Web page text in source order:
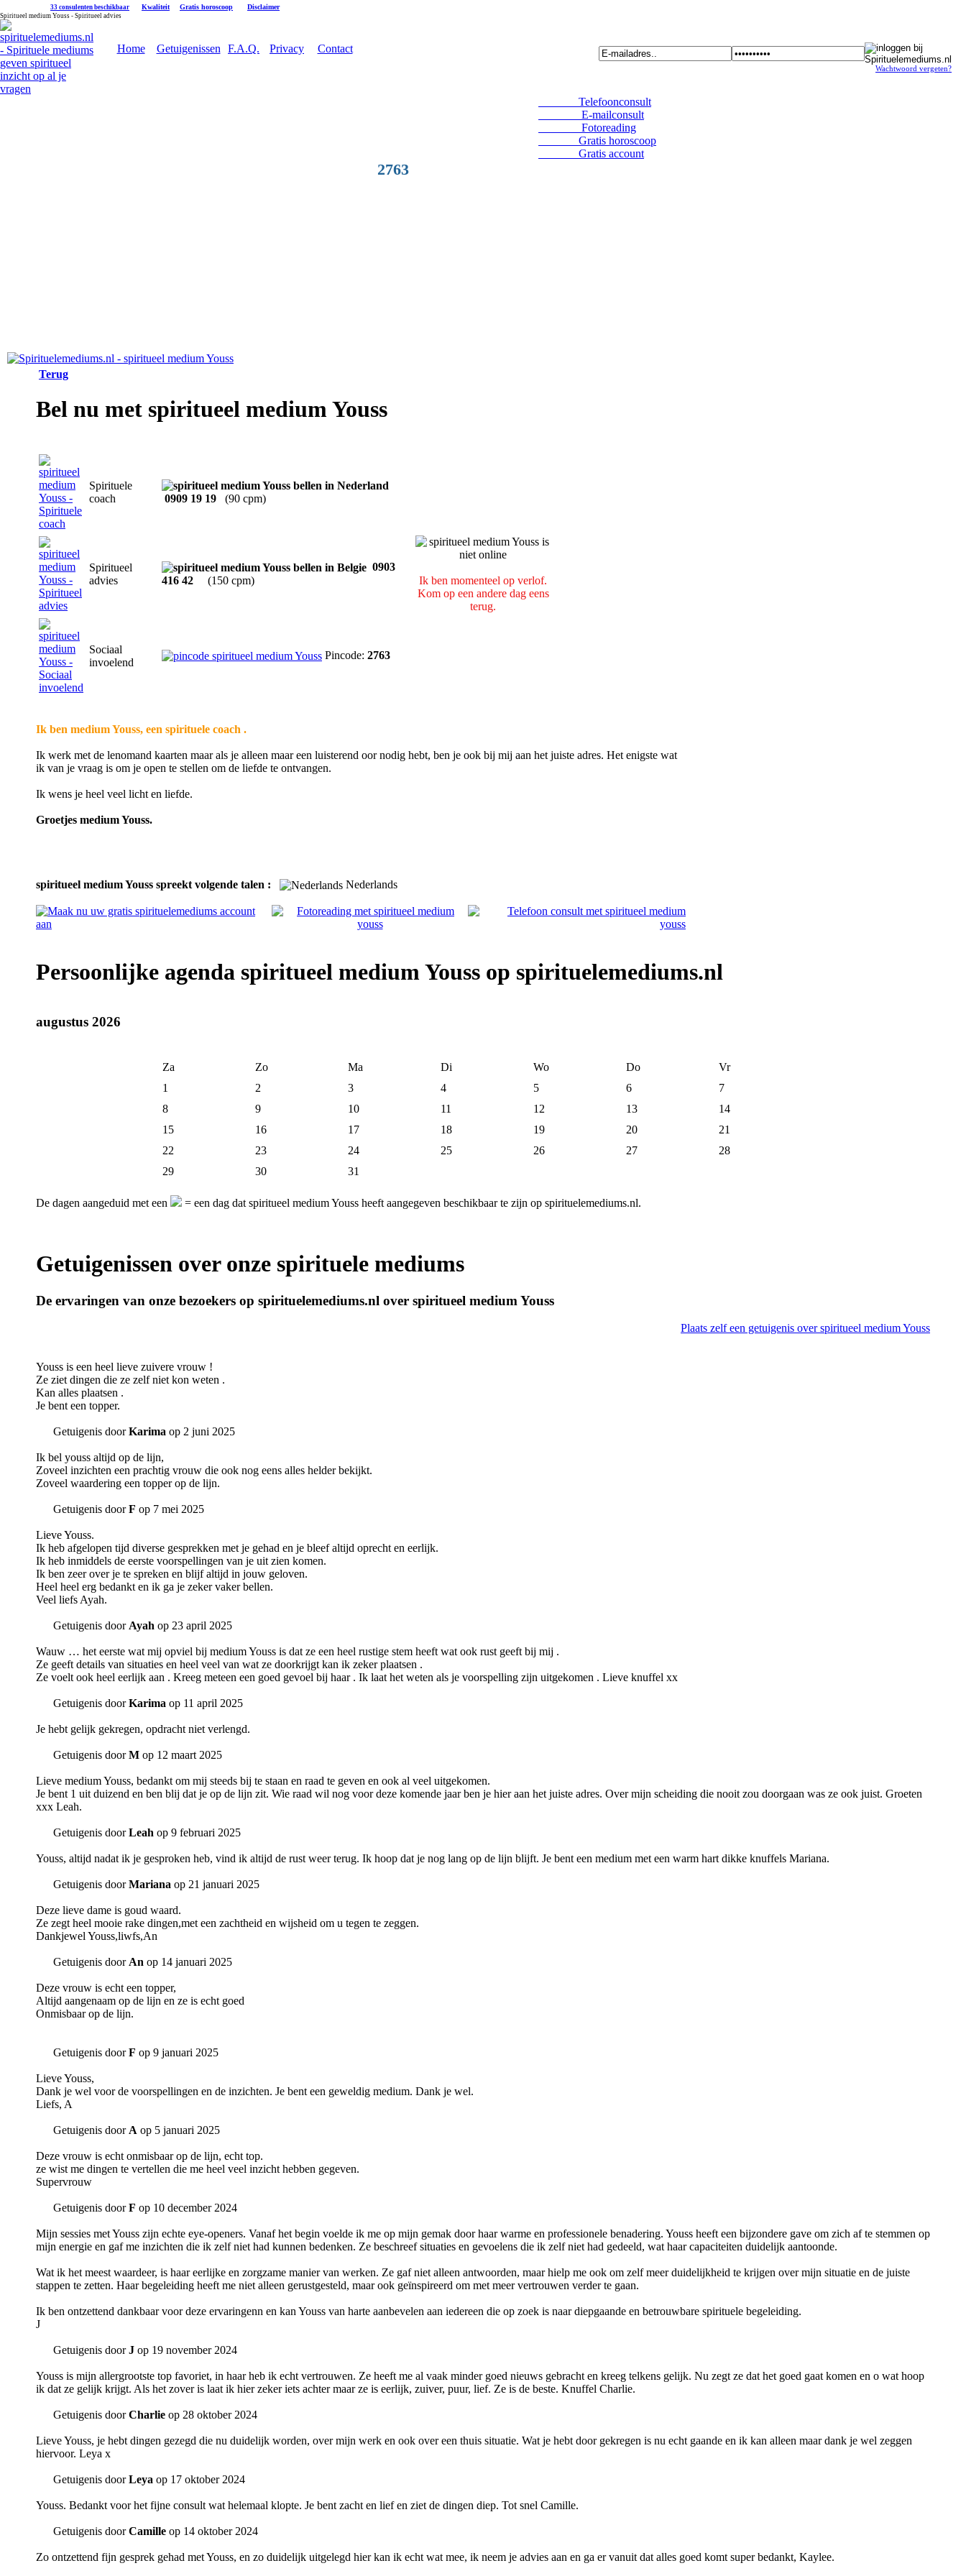
33 consulenten beschikbaar Kwaliteit Gratis horoscoop Disclaimer
Spiritueel medium Youss - Spiritueel advies
Home Getuigenissen F.A.Q. Privacy Contact
Wachtwoord vergeten?
2763
Telefoonconsult
E-mailconsult
Fotoreading
Gratis horoscoop
Gratis account
Terug
Bel nu met spiritueel medium Youss
Spirituele
coach
0909 19 19 (90 cpm)
Ik ben momenteel op verlof.
Kom op een andere dag eens
terug.
Spiritueel
advies
0903
416 42
(150 cpm)
Sociaal
invoelend
Pincode: 2763
Ik ben medium Youss, een spirituele coach .
Ik werk met de lenomand kaarten maar als je alleen maar een luisterend oor nodig hebt, ben je ook bij mij aan het juiste adres. Het enigste wat
ik van je vraag is om je open te stellen om de liefde te ontvangen.
Ik wens je heel veel licht en liefde.
Groetjes medium Youss.
spiritueel medium Youss spreekt volgende talen : Nederlands
Persoonlijke agenda spiritueel medium Youss op spirituelemediums.nl
augustus 2026
Za Zo Ma Di Wo Do
Vr
1
2 3 4 5 6
7
8
9 10 11 12 13
14
15
16 17 18 19 20
21
22
23 24 25 26 27
28
29
30 31
De dagen aangeduid met een = een dag dat spiritueel medium Youss heeft aangegeven beschikbaar te zijn op spirituelemediums.nl.
Getuigenissen over onze spirituele mediums
De ervaringen van onze bezoekers op spirituelemediums.nl over spiritueel medium Youss
Plaats zelf een getuigenis over spiritueel medium Youss
Youss is een heel lieve zuivere vrouw !
Ze ziet dingen die ze zelf niet kon weten .
Kan alles plaatsen .
Je bent een topper.
Getuigenis doorKarima op 2 juni 2025
Ik bel youss altijd op de lijn,
Zoveel inzichten een prachtig vrouw die ook nog eens alles helder bekijkt.
Zoveel waardering een topper op de lijn.
Getuigenis doorF op 7 mei 2025
Lieve Youss.
Ik heb afgelopen tijd diverse gesprekken met je gehad en je bleef altijd oprecht en eerlijk.
Ik heb inmiddels de eerste voorspellingen van je uit zien komen.
Ik ben zeer over je te spreken en blijf altijd in jouw geloven.
Heel heel erg bedankt en ik ga je zeker vaker bellen.
Veel liefs Ayah.
Getuigenis door Ayah op 23 april 2025
Wauw … het eerste wat mij opviel bij medium Youss is dat ze een heel rustige stem heeft wat ook rust geeft bij mij .
Ze geeft details van situaties en heel veel van wat ze doorkrijgt kan ik zeker plaatsen .
Ze voelt ook heel eerlijk aan . Kreeg meteen een goed gevoel bij haar . Ik laat het weten als je voorspelling zijn uitgekomen . Lieve knuffel xx
Getuigenis doorKarima op 11 april 2025
Je hebt gelijk gekregen, opdracht niet verlengd.
Getuigenis doorM op 12 maart 2025
Lieve medium Youss, bedankt om mij steeds bij te staan en raad te geven en ook al veel uitgekomen.
Je bent 1 uit duizend en ben blij dat je op de lijn zit. Wie raad wil nog voor deze komende jaar ben je hier aan het juiste adres. Over mijn scheiding die nooit zou doorgaan was ze ook juist. Groeten
xxx Leah.
Getuigenis doorLeah op 9 februari 2025
Youss, altijd nadat ik je gesproken heb, vind ik altijd de rust weer terug. Ik hoop dat je nog lang op de lijn blijft. Je bent een medium met een warm hart dikke knuffels Mariana.
Getuigenis doorMariana op 21 januari 2025
Deze lieve dame is goud waard.
Ze zegt heel mooie rake dingen,met een zachtheid en wijsheid om u tegen te zeggen.
Dankjewel Youss,liwfs,An
Getuigenis door An op 14 januari 2025
Deze vrouw is echt een topper,
Altijd aangenaam op de lijn en ze is echt goed
Onmisbaar op de lijn.
Getuigenis doorF op 9 januari 2025
Lieve Youss,
Dank je wel voor de voorspellingen en de inzichten. Je bent een geweldig medium. Dank je wel.
Liefs, A
Getuigenis door A op 5 januari 2025
Deze vrouw is echt onmisbaar op de lijn, echt top.
ze wist me dingen te vertellen die me heel veel inzicht hebben gegeven.
Supervrouw
Getuigenis doorF op 10 december 2024
Mijn sessies met Youss zijn echte eye-openers. Vanaf het begin voelde ik me op mijn gemak door haar warme en professionele benadering. Youss heeft een bijzondere gave om zich af te stemmen op
mijn energie en gaf me inzichten die ik zelf niet had kunnen bedenken. Ze beschreef situaties en gevoelens die ik zelf niet had gedeeld, wat haar capaciteiten duidelijk aantoonde.
Wat ik het meest waardeer, is haar eerlijke en zorgzame manier van werken. Ze gaf niet alleen antwoorden, maar hielp me ook om zelf meer duidelijkheid te krijgen over mijn situatie en de juiste
stappen te zetten. Haar begeleiding heeft me niet alleen gerustgesteld, maar ook geïnspireerd om met meer vertrouwen verder te gaan.
Ik ben ontzettend dankbaar voor deze ervaringenn en kan Youss van harte aanbevelen aan iedereen die op zoek is naar diepgaande en betrouwbare spirituele begeleiding.
J
Getuigenis doorJ op 19 november 2024
Youss is mijn allergrootste top favoriet, in haar heb ik echt vertrouwen. Ze heeft me al vaak minder goed nieuws gebracht en kreeg telkens gelijk. Nu zegt ze dat het goed gaat komen en o wat hoop
ik dat ze gelijk krijgt. Als het zover is laat ik hier zeker iets achter maar ze is eerlijk, zuiver, puur, lief. Ze is de beste. Knuffel Charlie.
Getuigenis doorCharlie op 28 oktober 2024
Lieve Youss, je hebt dingen gezegd die nu duidelijk worden, over mijn werk en ook over een thuis situatie. Wat je hebt door gekregen is nu echt gaande en ik kan alleen maar dank je wel zeggen
hiervoor. Leya x
Getuigenis doorLeya op 17 oktober 2024
Youss. Bedankt voor het fijne consult wat helemaal klopte. Je bent zacht en lief en ziet de dingen diep. Tot snel Camille.
Getuigenis doorCamille op 14 oktober 2024
Zo ontzettend fijn gesprek gehad met Youss, en zo duidelijk uitgelegd hier kan ik echt wat mee, ik neem je advies aan en ga er vanuit dat alles goed komt super bedankt, Kaylee.